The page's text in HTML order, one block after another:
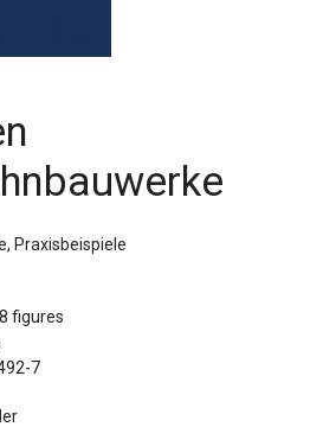
Sprache / Language: EN
Praxisbeispiele
figures
7